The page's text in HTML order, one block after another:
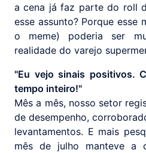
a cena já faz parte do roll
esse assunto? Porque esse
o meme) poderia ser
realidade do varejo
"Eu vejo sinais positivos.
tempo inteiro!"
Mês a mês, nosso setor
de desempenho,
levantamentos. E mais
mês de julho manteve a